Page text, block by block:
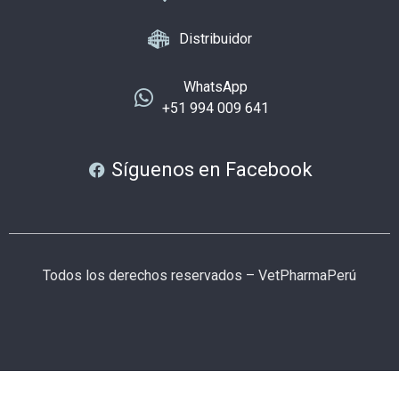
Distribuidor
WhatsApp
+51 994 009 641
Síguenos en Facebook
Todos los derechos reservados – VetPharmaPerú